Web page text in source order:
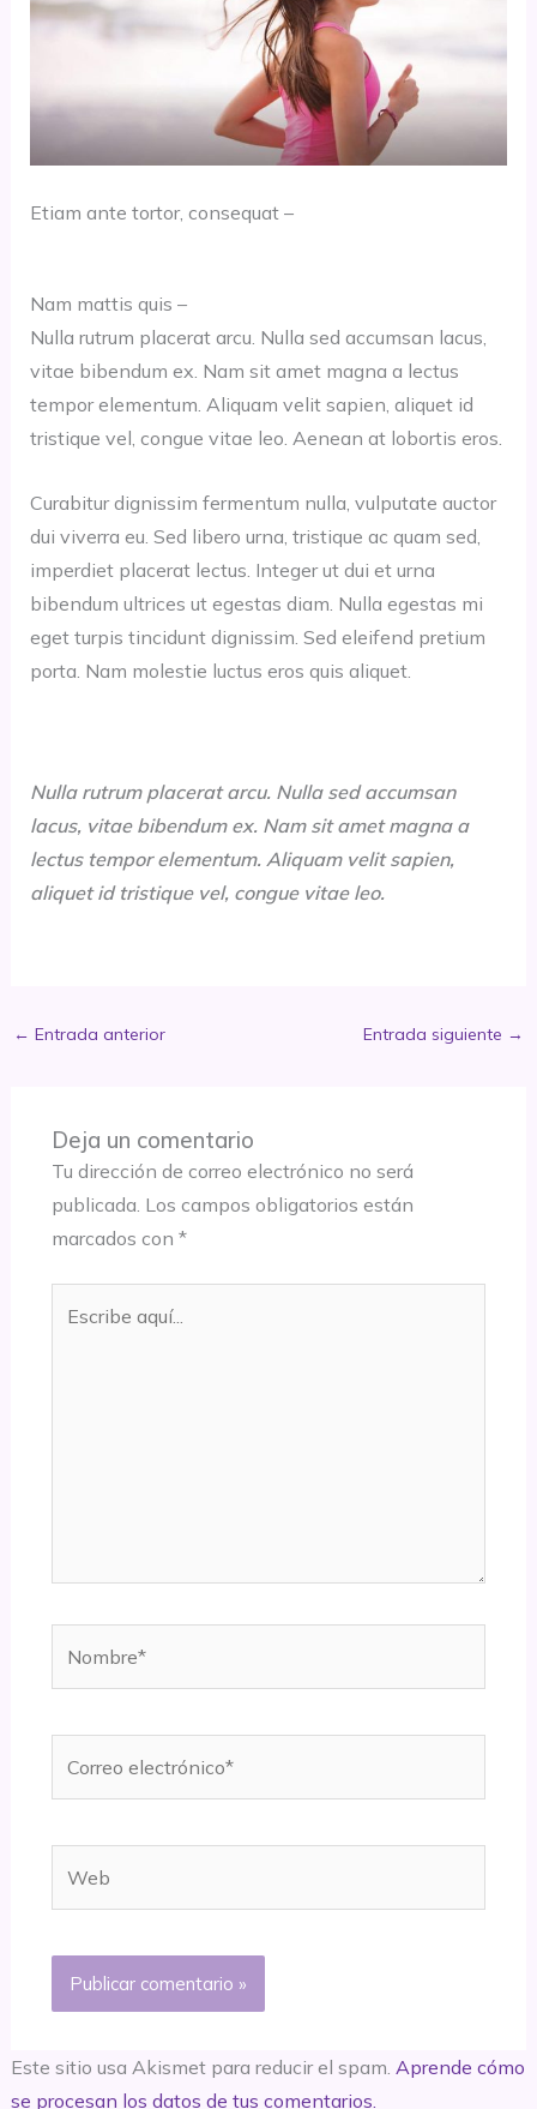
Etiam ante tortor, consequat –
Nam mattis quis –
Nulla rutrum placerat arcu. Nulla sed accumsan lacus,
vitae bibendum ex. Nam sit amet magna a lectus
tempor elementum. Aliquam velit sapien, aliquet id
tristique vel, congue vitae leo. Aenean at lobortis eros.
Curabitur dignissim fermentum nulla, vulputate auctor
dui viverra eu. Sed libero urna, tristique ac quam sed,
imperdiet placerat lectus. Integer ut dui et urna
bibendum ultrices ut egestas diam. Nulla egestas mi
eget turpis tincidunt dignissim. Sed eleifend pretium
porta. Nam molestie luctus eros quis aliquet.
Nulla rutrum placerat arcu. Nulla sed accumsan
lacus, vitae bibendum ex. Nam sit amet magna a
lectus tempor elementum. Aliquam velit sapien,
aliquet id tristique vel, congue vitae leo.
← Entrada anterior Entrada siguiente →
Deja un comentario
Tu dirección de correo electrónico no será
publicada. Los campos obligatorios están
marcados con *
Este sitio usa Akismet para reducir el spam. Aprende cómo
se procesan los datos de tus comentarios.